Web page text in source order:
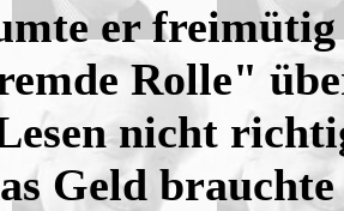
er freimütig
Rolle"
nicht
Geld